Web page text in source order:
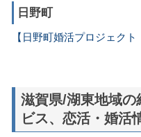
日野町
【日野町婚活プロジェクト
滋賀県/湖東地域の
ビス、恋活・婚活